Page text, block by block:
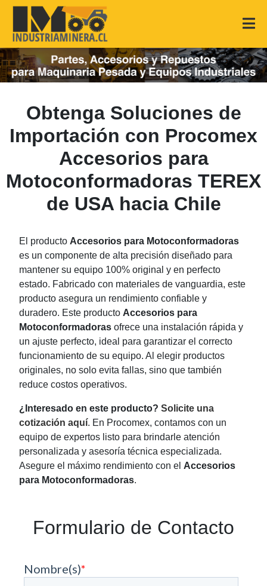
Obtenga Soluciones de
Importación con Procomex
Accesorios para
Motoconformadoras TEREX
de USA hacia Chile
El producto Accesorios para Motoconformadoras
es un componente de alta precisión diseñado para
mantener su equipo 100% original y en perfecto
estado. Fabricado con materiales de vanguardia, este
producto asegura un rendimiento confiable y
duradero. Este producto Accesorios para
Motoconformadoras ofrece una instalación rápida y
un ajuste perfecto, ideal para garantizar el correcto
funcionamiento de su equipo. Al elegir productos
originales, no solo evita fallas, sino que también
reduce costos operativos.
¿Interesado en este producto? Solicite una
cotización aquí. En Procomex, contamos con un
equipo de expertos listo para brindarle atención
personalizada y asesoría técnica especializada.
Asegure el máximo rendimiento con el Accesorios
para Motoconformadoras.
Formulario de Contacto